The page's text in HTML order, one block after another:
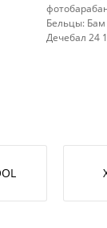
Бельцы: Бам
Дечебал 24